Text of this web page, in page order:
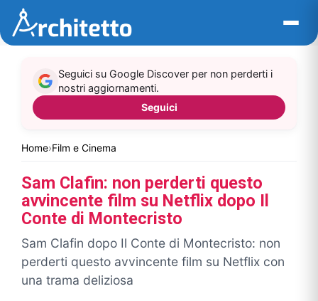
contenuto
Home›Film e Cinema
Seguici su Google Discover per non perderti i
nostri aggiornamenti.
Seguici
Sam Clafin: non perderti questo
avvincente film su Netflix dopo Il
Conte di Montecristo
Sam Clafin dopo Il Conte di Montecristo: non
perderti questo avvincente film su Netflix con
una trama deliziosa